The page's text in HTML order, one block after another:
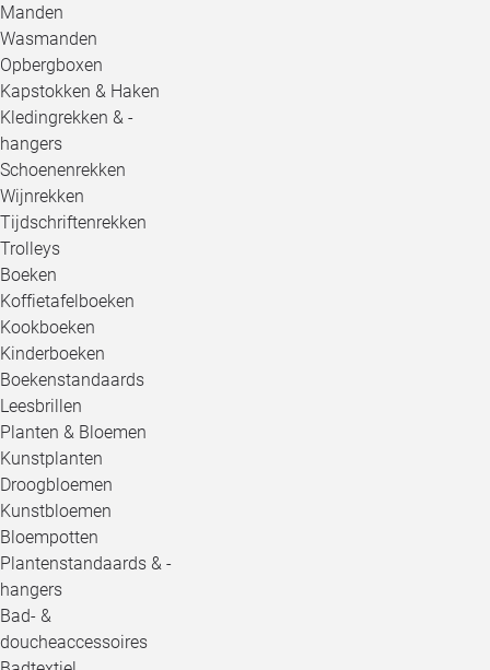
Manden
Wasmanden
Opbergboxen
Kapstokken & Haken
Kledingrekken & -
hangers
Schoenenrekken
Wijnrekken
Tijdschriftenrekken
Trolleys
Boeken
Koffietafelboeken
Kookboeken
Kinderboeken
Boekenstandaards
Leesbrillen
Planten & Bloemen
Kunstplanten
Droogbloemen
Kunstbloemen
Bloempotten
Plantenstandaards & -
hangers
Bad- &
doucheaccessoires